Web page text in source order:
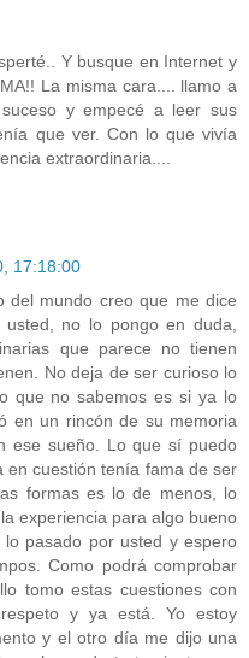
Y busque en Internet y
La misma cara.... llamo a
y empecé a leer sus
que ver. Con lo que vivía
extraordinaria....
17:18:00
del mundo creo que me dice
no lo pongo en duda,
que parece no tienen
No deja de ser curioso lo
que no sabemos es si ya lo
en un rincón de su memoria
ese sueño. Lo que sí puedo
en cuestión tenía fama de ser
formas es lo de menos, lo
experiencia para algo bueno
pasado por usted y espero
Como podrá comprobar
tomo estas cuestiones con
y ya está. Yo estoy
y el otro día me dijo una